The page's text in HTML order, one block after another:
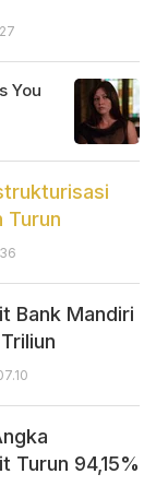
Turun
Bank Mandiri
Turun 94,15%